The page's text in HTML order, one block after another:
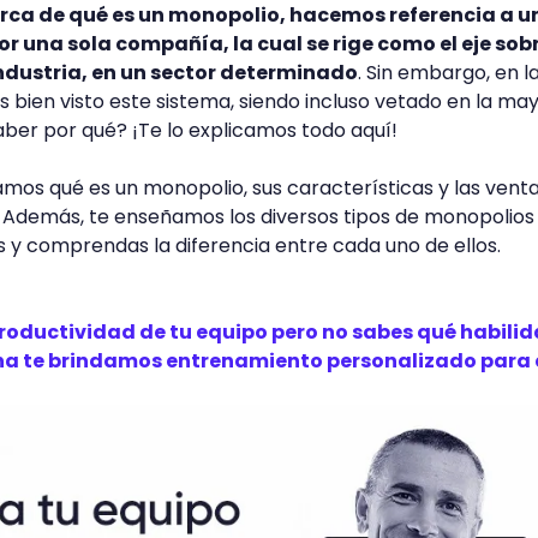
de qué es un monopolio, hacemos referencia a
una sola compañía, la cual se rige como el eje
en un sector determinado. Sin embargo, en
bien visto este sistema, siendo incluso vetado en la
por qué? ¡Te lo explicamos todo aquí!
qué es un monopolio, sus características y las
te enseñamos los diversos tipos de
comprendas la diferencia entre cada uno de ellos.
de tu equipo pero no sabes qué
te brindamos entrenamiento personalizado para